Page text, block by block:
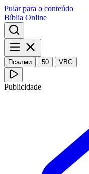
Pular para o conteúdo
Bíblia Online
Псалми 50 VBG
Publicidade